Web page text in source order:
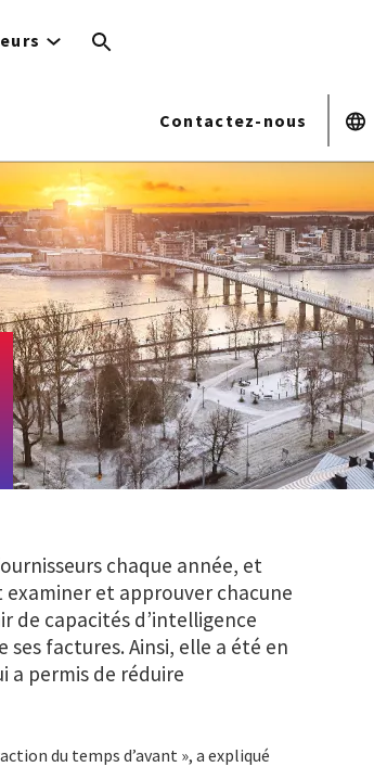
Contactez-nous
chaque année, et
et approuver chacune
de capacités d’intelligence
factures. Ainsi, elle a été en
a permis de réduire
du temps d’avant », a expliqué